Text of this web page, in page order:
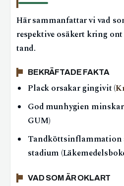
Här sammanfattar vi vad
respektive osäkert kring
tand.
BEKRÄFTADE FAKTA
Plack orsakar gingivit (
God munhygien
GUM)
Tandköttsinflammation
stadium
VAD SOM ÄR OKLART